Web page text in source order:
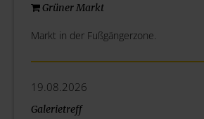
Grüner Markt
Markt in der Fußgängerzone.
19.08.2026
Galerietreff